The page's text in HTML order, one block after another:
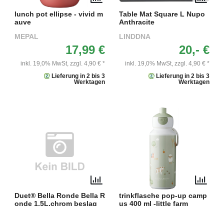
lunch pot ellipse - vivid m
auve
MEPAL
17,99 €
inkl. 19,0% MwSt, zzgl. 4,90 € *
Lieferung in 2 bis 3
Werktagen
Table Mat Square L Nupo
Anthracite
LINDDNA
20,- €
inkl. 19,0% MwSt, zzgl. 4,90 € *
Lieferung in 2 bis 3
Werktagen
Duet® Bella Ronde Bella R
onde 1,5L,chrom beslag
trinkflasche pop-up camp
us 400 ml -little farm